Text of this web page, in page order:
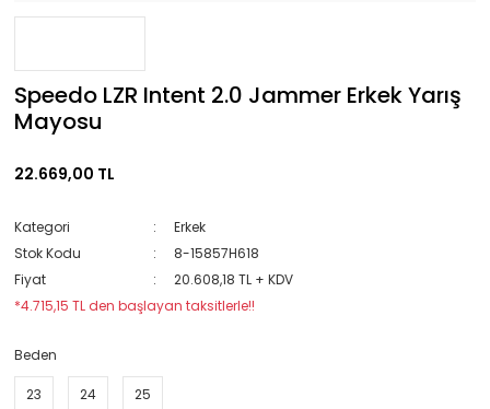
Speedo LZR Intent 2.0 Jammer Erkek Yarış
Mayosu
22.669,00 TL
Kategori
Erkek
Stok Kodu
8-15857H618
Fiyat
20.608,18 TL + KDV
*4.715,15 TL den başlayan taksitlerle!!
Beden
23 24 25